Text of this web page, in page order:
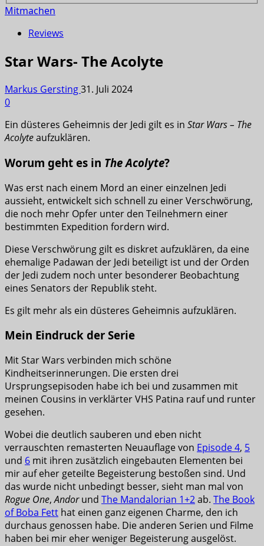
Mitmachen
Reviews
Star Wars- The Acolyte
Markus Gersting31. Juli 2024
0
Ein düsteres Geheimnis der Jedi gilt es in Star Wars – The
Acolyteaufzuklären.
Worum geht es in The Acolyte?
Was erst nach einem Mord an einer einzelnen Jedi
aussieht, entwickelt sich schnell zu einer Verschwörung,
die noch mehr Opfer unter den Teilnehmern einer
bestimmten Expedition fordern wird.
Diese Verschwörung gilt es diskret aufzuklären, da eine
ehemalige Padawan der Jedi beteiligt ist und der Orden
der Jedi zudem noch unter besonderer Beobachtung
eines Senators der Republik steht.
Es gilt mehr als ein düsteres Geheimnis aufzuklären.
Mein Eindruck der Serie
Mit Star Wars verbinden mich schöne
Kindheitserinnerungen. Die ersten drei
Ursprungsepisoden habe ich bei und zusammen mit
meinen Cousins in verklärter VHS Patina rauf und runter
gesehen.
Wobei die deutlich sauberen und eben nicht
verrauschten remasterten Neuauflage von Episode 4, 5
und 6 mit ihren zusätzlich eingebauten Elementen bei
mir auf eher geteilte Begeisterung bestoßen sind. Und
das wurde nicht unbedingt besser, sieht man mal von
Rogue One,Andorund The Mandalorian 1+2ab. The Book
of Boba Fett hat einen ganz eigenen Charme, den ich
durchaus genossen habe. Die anderen Serien und Filme
haben bei mir eher weniger Begeisterung ausgelöst.